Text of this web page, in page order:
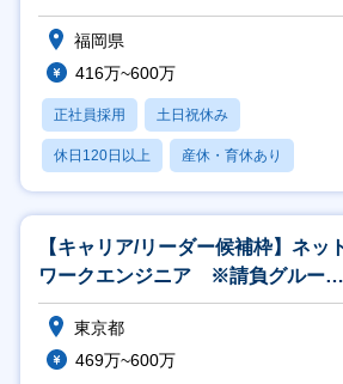
進行管理
福岡県
416万~600万
正社員採用 土日祝休み
休日120日以上 産休・育休あり
月残業20時間以内
【キャリア/リーダー候補枠】ネッ
ワークエンジニア ※請負グループ
配属予定/平均残業10時間
東京都
469万~600万